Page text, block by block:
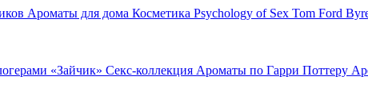
Ароматы для дома Косметика Psychology of Sex Tom Ford
«Зайчик» Секс-коллекция Ароматы по Гарри Поттеру